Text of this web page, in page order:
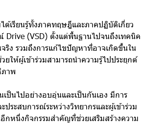
ด้เรียนรู้ทั้งภาคทฤษฎีและภาคปฏิบัติเกี่ยว
Drive (VSD) ตั้งแต่พื้นฐานไปจนถึงเทคนิค
จริง รวมถึงการแก้ไขปัญหาที่อาจเกิดขึ้นใน
ยให้ผู้เข้าร่วมสามารถนำความรู้ไปประยุกต์
ภาพ
เป็นไปอย่างอบอุ่นและเป็นกันเอง มีการ
ประสบการณ์ระหว่างวิทยากรและผู้เข้าร่วม
กหนึ่งกิจกรรมสำคัญที่ช่วยเสริมสร้างความ